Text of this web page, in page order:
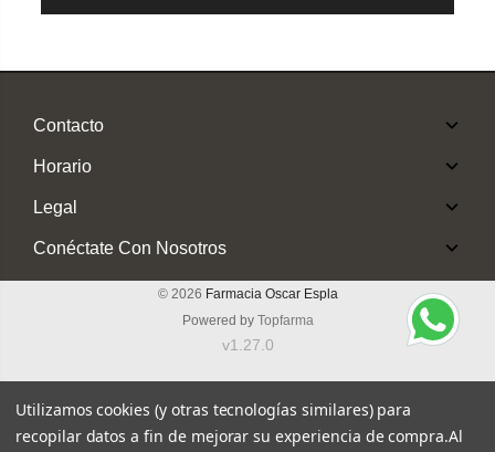
Contacto
Horario
Legal
Conéctate Con Nosotros
© 2026 Farmacia Oscar Espla
Powered by Topfarma
v1.27.0
Utilizamos cookies (y otras tecnologías similares) para
recopilar datos a fin de mejorar su experiencia de compra.Al